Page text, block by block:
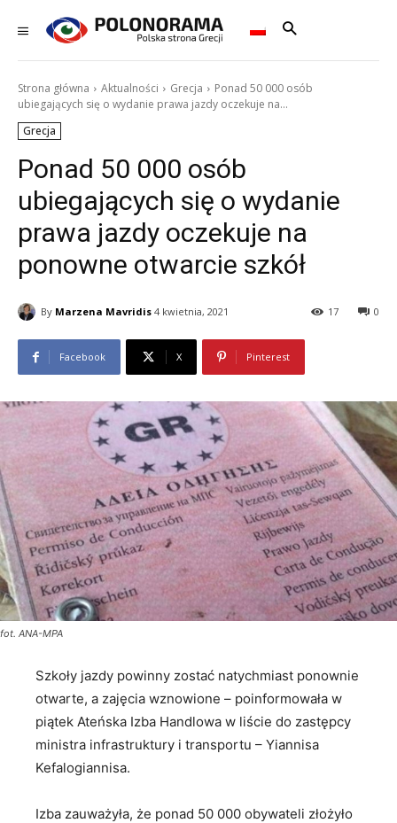
Strona główna Aktualności Grecja
Ponad 50 000 osób
ubiegających się o wydanie prawa jazdy oczekuje na...
Grecja
Ponad 50 000 osób
ubiegających się o wydanie
prawa jazdy oczekuje na
ponowne otwarcie szkół
By Marzena Mavridis 4 kwietnia, 2021 0
17
Facebook X Pinterest
fot. ANA-MPA
Szkoły jazdy powinny zostać natychmiast ponownie
otwarte, a zajęcia wznowione – poinformowała w
piątek Ateńska Izba Handlowa w liście do zastępcy
ministra infrastruktury i transportu – Yiannisa
Kefalogiannisa.
Izba zauważyła, że ​​ponad 50 000 obywateli złożyło